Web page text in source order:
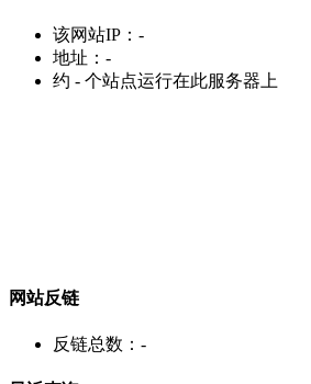
该网站IP： -
地址： -
约 - 个站点运行在此服务器上
网站反链
反链总数： -